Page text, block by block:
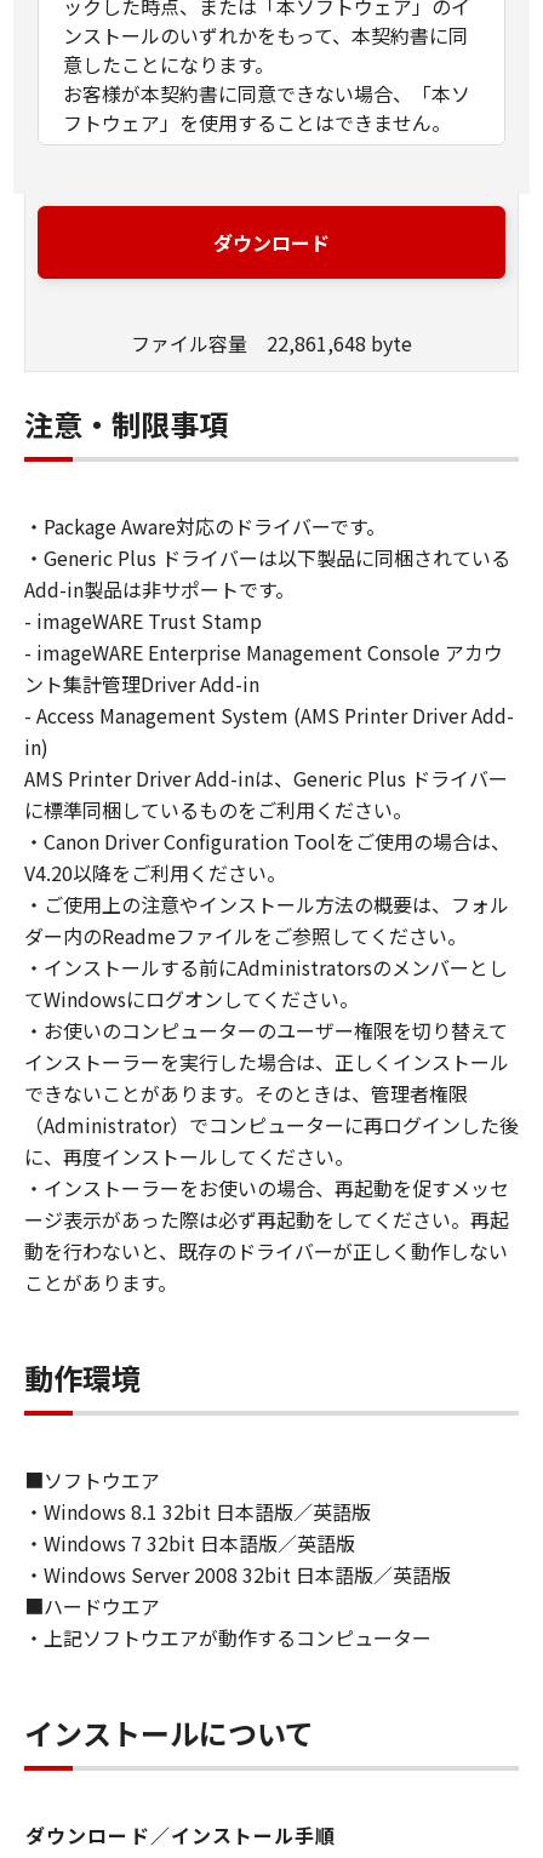
ックした時点、または「本ソフトウェア」のイ
ンストールのいずれかをもって、本契約書に同
意したことになります。
お客様が本契約書に同意できない場合、「本ソ
フトウェア」を使用することはできません。
(1) キヤノンは、お客様が「キヤノン製品」を利
用する目的のために、「キヤノン製品」に直接
（本契約書においては、「本ソフトウェア」を
ること、またはコンピューターにおいて表示す
ること、アクセスすること、もしくは実行する
ことのいずれも含むものとします。）するため
お客様は、また「指定機器」にネットワークを
通じて接続されたコンピューター上で、かかる
コンピューターの使用者に対して「本ソフトウ
ェア」を使用させることができますが、かかる
コンピューターの使用者に本契約書上の義務お
よび条件を遵守させるとともに、その履行に関
し全責任を負うことを条件とします。
(2) お客様は、上記(1)に基づいて「本ソフトウ
「本ソフトウェア」を１部、複製することがで
きます。
(3) 上記(1)および(2)に定める場合を除き、キヤ
ノンまたはキヤノンのライセンサーのいかなる
知的財産権も、明示たると黙示たるとを問わ
ず、本契約書によってお客様に譲渡あるいは許
諾されるものではありません。
２．制限
(1) お客様は、再使用許諾、譲渡、販売、頒
布、リースもしくは貸与その他の方法により、
第三者に「本ソフトウェア」を使用させること
はできません。
(2) お客様は、「本ソフトウェア」の全部また
は一部を修正、改変、逆コンパイル、逆アセン
ブル、その他リバースエンジニアリング等する
ことはできません。また第三者にこのような行
為をさせてはなりません。
お客様は、「本ソフトウェア」に含まれるキヤ
ノンまたはキヤノンのライセンサーの著作権表
４．所有権
「本ソフトウェア」に係る権原および所有権
は、その内容によりキヤノンまたはキヤノンの
ライセンサーに帰属します。
より必要な許可等を得ることなしに、「本ソフ
トウェア」の全部または一部を、直接または間
接に輸出してはなりません。
６．サポートおよびアップデート
ダウンロード
ファイル容量 22,861,648 byte
注意・制限事項
・Package Aware対応のドライバーです。
・Generic Plus ドライバーは以下製品に同梱されている
Add-in製品は非サポートです。
- imageWARE Trust Stamp
- imageWARE Enterprise Management Console アカウ
ント集計管理Driver Add-in
- Access Management System (AMS Printer Driver Add-
in)
AMS Printer Driver Add-inは、Generic Plus ドライバー
に標準同梱しているものをご利用ください。
・Canon Driver Configuration Toolをご使用の場合は、
V4.20以降をご利用ください。
・ご使用上の注意やインストール方法の概要は、フォル
ダー内のReadmeファイルをご参照してください。
・インストールする前にAdministratorsのメンバーとし
てWindowsにログオンしてください。
・お使いのコンピューターのユーザー権限を切り替えて
インストーラーを実行した場合は、正しくインストール
できないことがあります。そのときは、管理者権限
（Administrator）でコンピューターに再ログインした後
に、再度インストールしてください。
・インストーラーをお使いの場合、再起動を促すメッセ
ージ表示があった際は必ず再起動をしてください。再起
動を行わないと、既存のドライバーが正しく動作しない
ことがあります。
動作環境
■ソフトウエア
・Windows 8.1 32bit 日本語版／英語版
・Windows 7 32bit 日本語版／英語版
・Windows Server 2008 32bit 日本語版／英語版
■ハードウエア
・上記ソフトウエアが動作するコンピューター
インストールについて
ダウンロード／インストール手順